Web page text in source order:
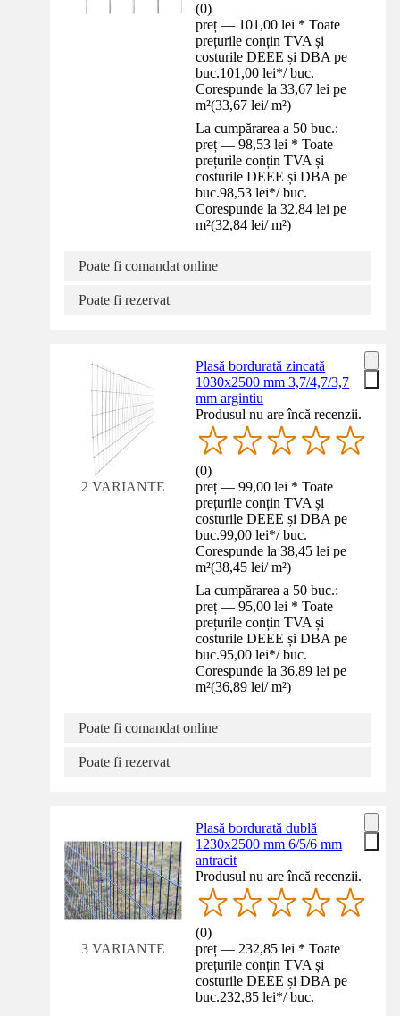
(0)
preț — 101,00 lei * Toate
prețurile conțin TVA și
costurile DEEE și DBA pe
buc.101,00 lei*/ buc.
Corespunde la 33,67 lei pe
m²(33,67 lei/ m²)
La cumpărarea a 50 buc.:
preț — 98,53 lei * Toate
prețurile conțin TVA și
costurile DEEE și DBA pe
buc.98,53 lei*/ buc.
Corespunde la 32,84 lei pe
m²(32,84 lei/ m²)
Poate fi comandat online
Poate fi rezervat
2 VARIANTE
Plasă bordurată zincată
1030x2500 mm 3,7/4,7/3,7
mm argintiu
Produsul nu are încă recenzii.
(0)
preț — 99,00 lei * Toate
prețurile conțin TVA și
costurile DEEE și DBA pe
buc.99,00 lei*/ buc.
Corespunde la 38,45 lei pe
m²(38,45 lei/ m²)
La cumpărarea a 50 buc.:
preț — 95,00 lei * Toate
prețurile conțin TVA și
costurile DEEE și DBA pe
buc.95,00 lei*/ buc.
Corespunde la 36,89 lei pe
m²(36,89 lei/ m²)
Poate fi comandat online
Poate fi rezervat
3 VARIANTE
Plasă bordurată dublă
1230x2500 mm 6/5/6 mm
antracit
Produsul nu are încă recenzii.
(0)
preț — 232,85 lei * Toate
prețurile conțin TVA și
costurile DEEE și DBA pe
buc.232,85 lei*/ buc.